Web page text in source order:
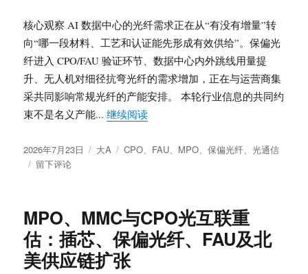
径：
FAU、
DFAU、
ELS、
光
引
擎
封
与
2027
重
构
核心观察 AI 数据中心的光纤需求正在从“有没有增量”转
向“哪一段材料、工艺和认证能先形成有效供给”。保偏光
纤进入 CPO/FAU 验证环节、数据中心内外跳线用量提
升、无人机对细径抗弯光纤的需求增加，正在与运营商集
采共同影响常规光纤的产能安排。 本轮行业信息的共同约
束不是名义产能...继续阅读“光纤供需再定价：保偏光纤验证
发
布
2026年7月23日
分
大A
标
CPO FAU MPO 、保偏光纤 、光通信
于
需
再
定
价：
留下评论
MPO、MMC与CPO光互联重
估：插芯、保偏光纤、FAU及北
美供应链扩张